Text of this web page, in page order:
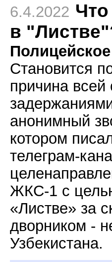
6.4.2022
в
Становится
причина всей
анонимный
котором
телеграм-
ЖКС-1 с
«Листве» за
дворником -
Узбекистана.